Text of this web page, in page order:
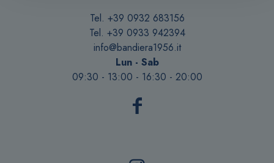
Tel. +39 0932 683156
Tel. +39 0933 942394
info@bandiera1956.it
Lun - Sab
09:30 - 13:00 - 16:30 - 20:00